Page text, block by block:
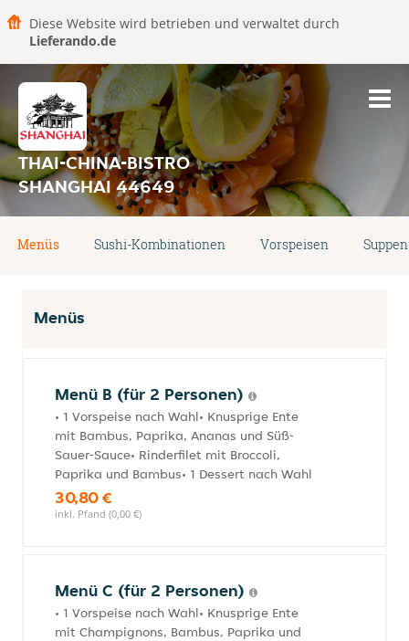
Diese Website wird betrieben und verwaltet durch
Lieferando.de
THAI-CHINA-BISTRO
SHANGHAI 44649
Menüs Sushi-Kombinationen Vorspeisen Suppen
Menüs
Menü B (für 2 Personen)
• 1 Vorspeise nach Wahl• Knusprige Ente
mit Bambus, Paprika, Ananas und Süß-
Sauer-Sauce• Rinderfilet mit Broccoli,
Paprika und Bambus• 1 Dessert nach Wahl
30,80 €
inkl. Pfand (0,00 €)
Menü C (für 2 Personen)
• 1 Vorspeise nach Wahl• Knusprige Ente
mit Champignons, Bambus, Paprika und